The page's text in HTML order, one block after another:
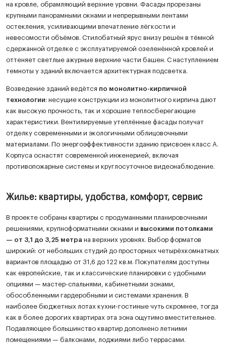
на кровле, обрамляющий верхние уровни. Фасады прорезаны
крупными панорамными окнами и непрерывными лентами
остекления, усиливающими впечатление лёгкости и
невесомости объёмов. Стилобатный ярус внизу решён в тёмной
сдержанной отделке с эксплуатируемой озеленённой кровлей и
оттеняет светлые ажурные верхние части башен. С наступлением
темноты у зданий включается архитектурная подсветка.
Возведение зданий ведётся по монолитно-кирпичной
технологии: несущие конструкции из монолитного кирпича дают
как высокую прочность, так и хорошие теплосберегающие
характеристики. Вентилируемые утеплённые фасады получат
отделку современными и экологичными облицовочными
материалами. По энергоэффективности зданию присвоен класс A.
Корпуса оснастят современной инженерией, включая
противопожарные системы и круглосуточное видеонаблюдение.
Жилье: квартиры, удобства, комфорт, сервис
В проекте собраны квартиры с продуманными планировочными
решениями, крупноформатными окнами и высокими потолками
— от 3,1 до 3,25 метра на верхних уровнях. Выбор форматов
широкий: от небольших студий до просторных четырёхкомнатных
вариантов площадью от 31,6 до 122 кв.м. Покупателям доступны
как европейские, так и классические планировки с удобными
опциями — мастер-спальнями, кабинетными зонами,
обособленными гардеробными и системами хранения. В
наиболее бюджетных лотах кухни-гостиные чуть скромнее, тогда
как в более дорогих квартирах эта зона ощутимо вместительнее.
Подавляющее большинство квартир дополнено летними
помещениями — балконами, лоджиями либо террасами.